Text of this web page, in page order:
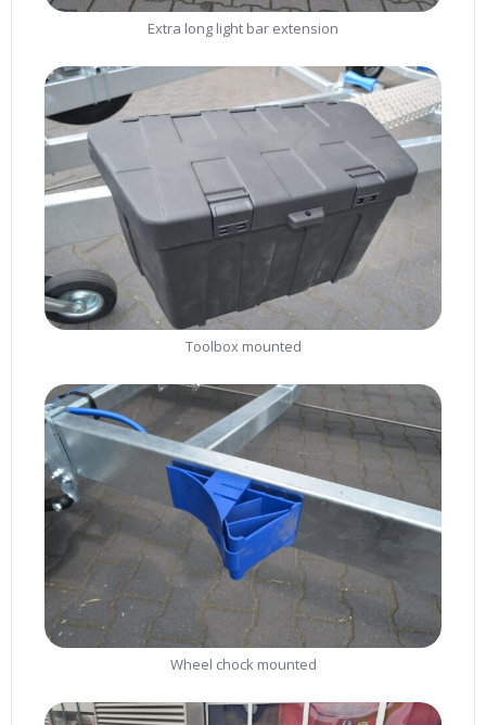
Extra long light bar extension
Toolbox mounted
Wheel chock mounted